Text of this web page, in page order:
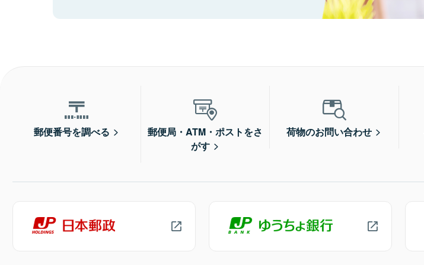
郵便番号を調べる
郵便局・ATM・ポストをさ
がす
荷物のお問い合わせ